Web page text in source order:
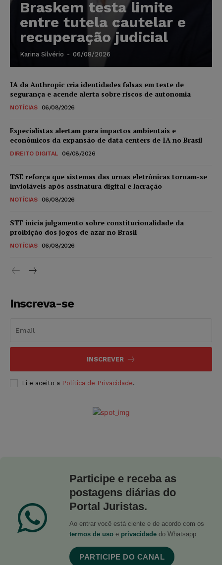
Braskem testa limite
entre tutela cautelar e
recuperação judicial
Karina Silvério - 06/08/2026
IA da Anthropic cria identidades falsas em teste de
segurança e acende alerta sobre riscos de autonomia
NOTÍCIAS 06/08/2026
Especialistas alertam para impactos ambientais e
econômicos da expansão de data centers de IA no Brasil
DIREITO DIGITAL 06/08/2026
TSE reforça que sistemas das urnas eletrônicas tornam-se
invioláveis após assinatura digital e lacração
NOTÍCIAS 06/08/2026
STF inicia julgamento sobre constitucionalidade da
proibição dos jogos de azar no Brasil
NOTÍCIAS 06/08/2026
Inscreva-se
INSCREVER
Li e aceito a Política de Privacidade.
Participe e receba as
postagens diárias do
Portal Juristas.
Ao entrar você está ciente e de acordo com os
termos de uso e privacidade do Whatsapp.
PARTICIPE DO CANAL